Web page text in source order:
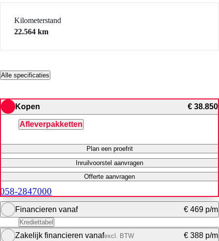
Kilometerstand
22.564 km
Alle specificaties
Kopen € 38.850
Afleverpakketten
Plan een proefrit
Inruilvoorstel aanvragen
Offerte aanvragen
058-2847000
Financieren vanaf € 469 p/m
Krediettabel
Zakelijk financieren vanafexcl. BTW € 388 p/m